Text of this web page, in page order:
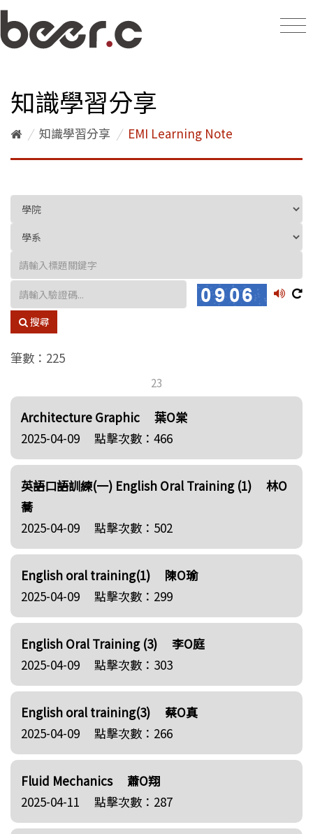
知識學習分享
/ 知識學習分享 / EMI Learning Note
播放
搜尋
筆數：225
23
Architecture Graphic
葉O棠
2025-04-09
點擊次數：466
英語口語訓練(一) English Oral Training (1)
林O
蕎
2025-04-09
點擊次數：502
English oral training(1)
陳O瑜
2025-04-09
點擊次數：299
English Oral Training (3)
李O庭
2025-04-09
點擊次數：303
English oral training(3)
蔡O真
2025-04-09
點擊次數：266
Fluid Mechanics
蕭O翔
2025-04-11
點擊次數：287